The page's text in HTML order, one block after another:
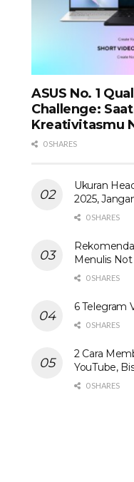
ASUS No. 1
Challenge:
Kreativitasmu
0 SHARES
Ukuran
2025,
0 SHARES
Menulis
0 SHARES
6 Telegram
0 SHARES
2 Cara
YouTube,
0 SHARES